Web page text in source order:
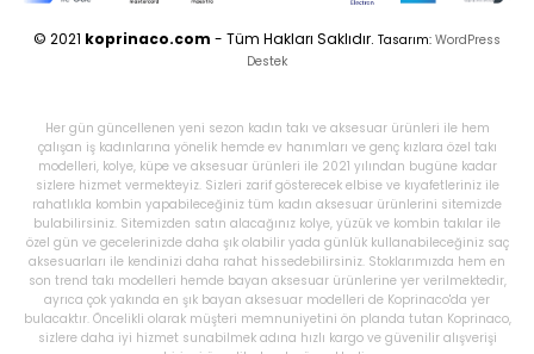
© 2021 koprinaco.com - Tüm Hakları Saklıdır. Tasarım: WordPress
Destek
Her gün güncellenen yeni sezon kadın takı ve aksesuar ürünleri ile hem
çalışan iş kadınlarına yönelik hemde ev hanımları ve genç kızlara özel takı
modelleri, kolye, küpe ve aksesuar ürünleri ile 2021 yılından bugüne kadar
sizlere hizmet vermekteyiz. Sizleri zarif gösterecek elbise ve kıyafetleriniz ile
rahatlıkla kombin yapabileceğiniz tüm kadın aksesuar ürünlerini sitemizde
bulabilirsiniz. Sitemizden satın alacağınız kolye, yüzük ve kombin takılar ile
özel gün ve gecelerinizde daha şık olabilir yada günlük kullanabileceğiniz saç
aksesuarları ile kendinizi daha rahat hissedebilirsiniz. Stoklarımızda hem en
son trend takı modelleri hemde bayan aksesuar ürünlerine yer verilmektedir,
ayrıca çok yakında en şık bayan aksesuar modelleri de Koprinaco'da yer
bulacaktır. Öncelikli olarak müşteri memnuniyetini ön planda tutan Koprinaco,
sizlere daha iyi hizmet sunabilmek adına hızlı kargo ve güvenilir alışverişi